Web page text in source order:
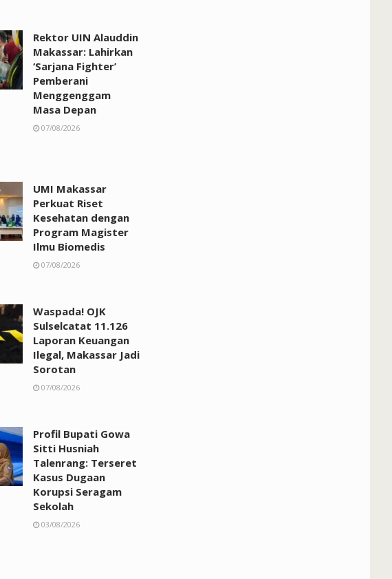
Rektor UIN Alauddin
Makassar: Lahirkan
‘Sarjana Fighter’
Pemberani
Menggenggam
Masa Depan
07/08/2026
UMI Makassar
Perkuat Riset
Kesehatan dengan
Program Magister
Ilmu Biomedis
07/08/2026
Waspada! OJK
Sulselcatat 11.126
Laporan Keuangan
Ilegal, Makassar Jadi
Sorotan
07/08/2026
Profil Bupati Gowa
Sitti Husniah
Talenrang: Terseret
Kasus Dugaan
Korupsi Seragam
Sekolah
03/08/2026